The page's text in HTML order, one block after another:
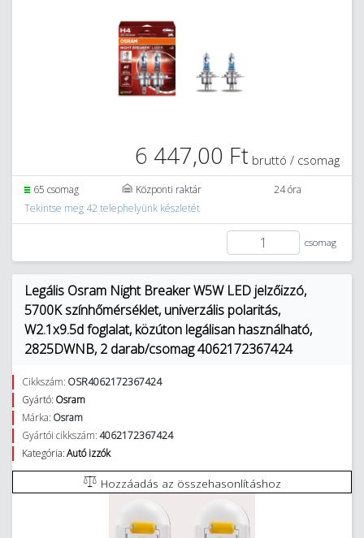
6 447,00 Ft bruttó / csomag
65 csomag Központi raktár
24 óra
Tekintse meg 42 telephelyünk készletét
csomag
Legális Osram Night Breaker W5W LED jelzőizzó,
5700K színhőmérséklet, univerzális polaritás,
W2.1x9.5d foglalat, közúton legálisan használható,
2825DWNB, 2 darab/csomag 4062172367424
Cikkszám: OSR4062172367424
Gyártó: Osram
Márka: Osram
Gyártói cikkszám:4062172367424
Kategória:Autó izzók
Hozzáadás az összehasonlításhoz